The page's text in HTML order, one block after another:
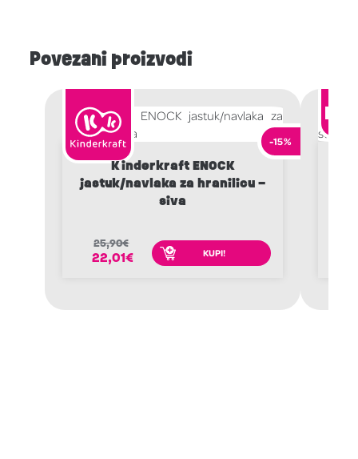
Povezani proizvodi
-15%
Kinderkraft ENOCK
jastuk/navlaka za hranilicu –
siva
25,90€
22,01€ KUPI!